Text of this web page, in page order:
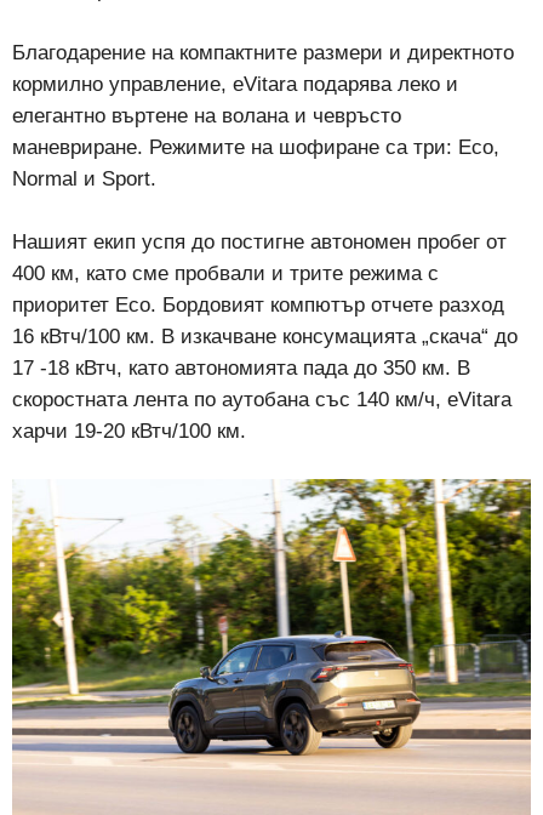
Благодарение на компактните размери и директното
кормилно управление, eVitara подарява леко и
елегантно въртене на волана и чевръсто
маневриране. Режимите на шофиране са три: Eco,
Normal и Sport.
Нашият екип успя до постигне автономен пробег от
400 км, като сме пробвали и трите режима с
приоритет Eco. Бордовият компютър отчете разход
16 кВтч/100 км. В изкачване консумацията „скача“ до
17 -18 кВтч, като автономията пада до 350 км. В
скоростната лента по аутобана със 140 км/ч, eVitara
харчи 19-20 кВтч/100 км.